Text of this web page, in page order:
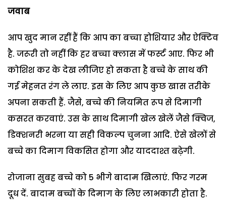
जवाब
आप खुद मान रहीं हैं कि आप का बच्चा होशियार और ऐक्टिव
है. जरूरी तो नहीं कि हर बच्चा क्लास में फर्स्ट आए. फिर भी
कोशिश कर के देख लीजिए हो सकता है बच्चे के साथ की
गई मेहनत रंग ले लाए. इस के लिए आप कुछ खास तरीके
अपना सकती हैं. जैसे, बच्चे की नियमित रूप से दिमागी
कसरत करवाएं. उस के साथ दिमागी खेल खेलें जैसे क्विज,
डिक्शनरी भरना या सही विकल्प चुनना आदि. ऐसे खेलों से
बच्चे का दिमाग विकसित होगा और याददाश्त बढ़ेगी.
रोजाना सुबह बच्चे को 5 भीगे बादाम खिलाएं. फिर गरम
दूध दें. बादाम बच्चों के दिमाग के लिए लाभकारी होता है.